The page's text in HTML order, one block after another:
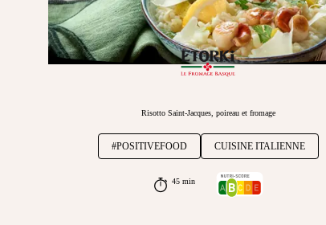
Risotto Saint-Jacques, poireau et fromage
#POSITIVEFOOD CUISINE ITALIENNE
45 min